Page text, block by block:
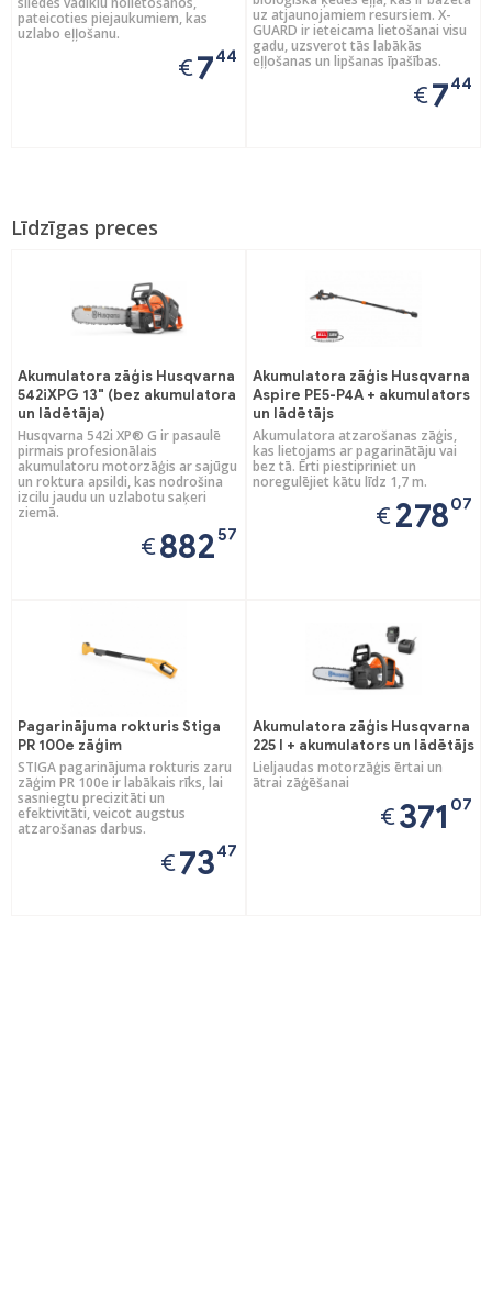
pateicoties piejaukumiem, kas
uzlabo eļļošanu.
€744
uz atjaunojamiem resursiem. X-
GUARD ir ieteicama lietošanai visu
gadu, uzsverot tās labākās
eļļošanas un lipšanas īpašības.
€744
Līdzīgas preces
Akumulatora zāģis Husqvarna
542iXPG 13" (bez akumulatora
un lādētāja)
Husqvarna 542i XP® G ir pasaulē
pirmais profesionālais
akumulatoru motorzāģis ar sajūgu
un roktura apsildi, kas nodrošina
izcilu jaudu un uzlabotu saķeri
ziemā.
€88257
Akumulatora zāģis Husqvarna
Aspire PE5-P4A + akumulators
un lādētājs
Akumulatora atzarošanas zāģis,
kas lietojams ar pagarinātāju vai
bez tā. Ērti piestipriniet un
noregulējiet kātu līdz 1,7 m.
€27807
Pagarinājuma rokturis Stiga
PR 100e zāģim
STIGA pagarinājuma rokturis zaru
zāģim PR 100e ir labākais rīks, lai
sasniegtu precizitāti un
efektivitāti, veicot augstus
atzarošanas darbus.
€7347
Akumulatora zāģis Husqvarna
225 I + akumulators un lādētājs
Lieljaudas motorzāģis ērtai un
ātrai zāģēšanai
€371 07